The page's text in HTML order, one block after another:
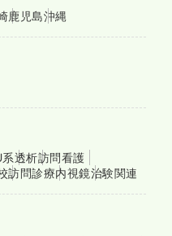
鹿児島沖縄
透析訪問看護
訪問診療内視鏡治験関連